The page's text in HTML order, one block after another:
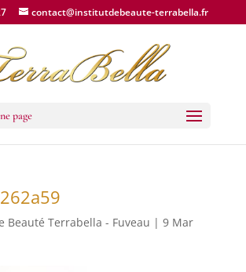
contact@institutdebeaute-terrabella.fr
page
Beauté Terrabella - Fuveau | 9 Mar